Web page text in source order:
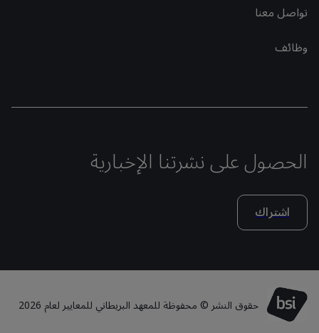
تواصل معنا
وظائف
الحصول على نشرتنا الإخبارية
اشتراك
حقوق النشر © محفوظة للمعهد البريطاني للمعايير لعام 2026